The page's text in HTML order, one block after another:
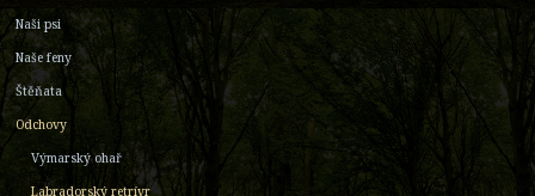
Naši psi
Naše feny
Štěňata
Odchovy
Výmarský ohař
Labradorský retrívr